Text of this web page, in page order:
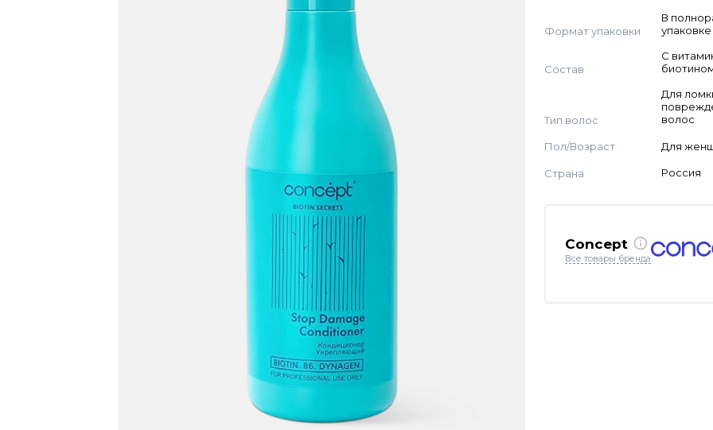
Формат упаковки
В
упаковке
Состав
С
Тип волос
Для
волос
Пол/Возраст Для
Страна Россия
Concept
Все товары бренда